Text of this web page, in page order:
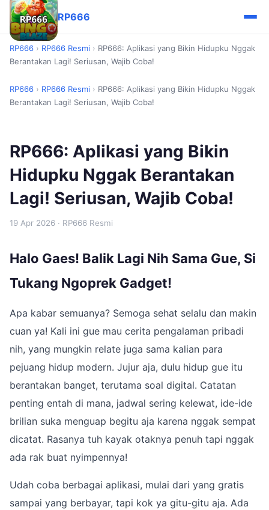
RP666
RP666 › RP666 Resmi › RP666: Aplikasi yang Bikin Hidupku Nggak
Berantakan Lagi! Seriusan, Wajib Coba!
RP666 › RP666 Resmi › RP666: Aplikasi yang Bikin Hidupku Nggak
Berantakan Lagi! Seriusan, Wajib Coba!
RP666: Aplikasi yang Bikin
Hidupku Nggak Berantakan
Lagi! Seriusan, Wajib Coba!
19 Apr 2026 · RP666 Resmi
Halo Gaes! Balik Lagi Nih Sama Gue, Si
Tukang Ngoprek Gadget!
Apa kabar semuanya? Semoga sehat selalu dan makin
cuan ya! Kali ini gue mau cerita pengalaman pribadi
nih, yang mungkin relate juga sama kalian para
pejuang hidup modern. Jujur aja, dulu hidup gue itu
berantakan banget, terutama soal digital. Catatan
penting entah di mana, jadwal sering kelewat, ide-ide
brilian suka menguap begitu aja karena nggak sempat
dicatat. Rasanya tuh kayak otaknya penuh tapi nggak
ada rak buat nyimpennya!
Udah coba berbagai aplikasi, mulai dari yang gratis
sampai yang berbayar, tapi kok ya gitu-gitu aja. Ada